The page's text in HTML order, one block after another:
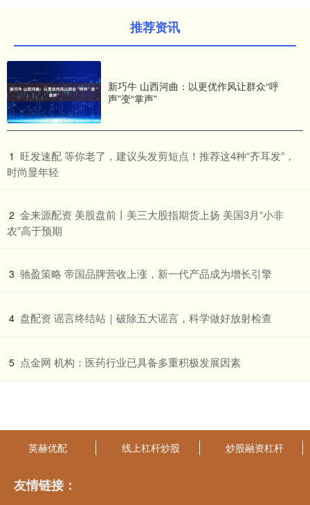
推荐资讯
新巧牛 山西河曲：以更优作风让群众“呼
声”变“掌声”
1 ​旺发速配 等你老了，建议头发剪短点！推荐这4种“齐耳发”，
时尚显年轻
2 ​金来源配资 美股盘前丨美三大股指期货上扬 美国3月“小非
农”高于预期
3 ​驰盈策略 帝国品牌营收上涨，新一代产品成为增长引擎
4 ​盘配资 谣言终结站｜破除五大谣言，科学做好放射检查
5 ​点金网 机构：医药行业已具备多重积极发展因素
英赫优配 线上杠杆炒股 炒股融资杠杆
友情链接：